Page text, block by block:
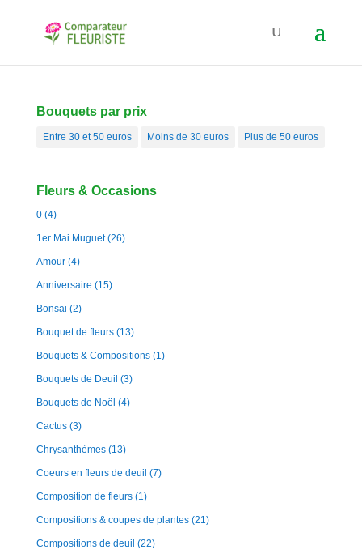
Bouquets par prix
Entre 30 et 50 euros Moins de 30 euros Plus de 50 euros
Fleurs & Occasions
0 (4)
1er Mai Muguet (26)
Amour (4)
Anniversaire (15)
Bonsai (2)
Bouquet de fleurs (13)
Bouquets & Compositions (1)
Bouquets de Deuil (3)
Bouquets de Noël (4)
Cactus (3)
Chrysanthèmes (13)
Coeurs en fleurs de deuil (7)
Composition de fleurs (1)
Compositions & coupes de plantes (21)
Compositions de deuil (22)